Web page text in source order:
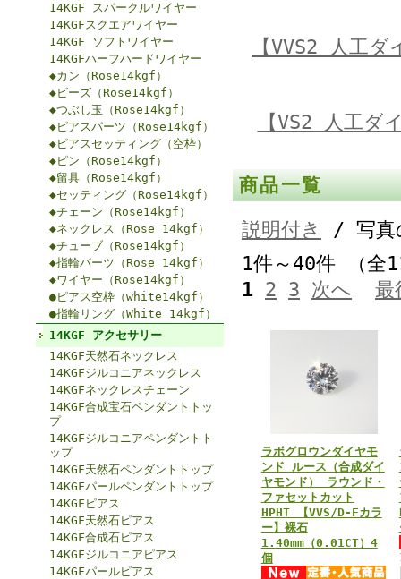
14KGF スパークルワイヤー
14KGFスクエアワイヤー
14KGF ソフトワイヤー
14KGFハーフハードワイヤー
◆カン（Rose14kgf）
◆ビーズ（Rose14kgf）
◆つぶし玉（Rose14kgf）
◆ピアスパーツ（Rose14kgf）
◆ピアスセッティング（空枠）
◆ピン（Rose14kgf）
◆留具（Rose14kgf）
◆セッティング（Rose14kgf）
◆チェーン（Rose14kgf）
◆ネックレス（Rose 14kgf）
◆チューブ（Rose14kgf）
◆指輪パーツ（Rose 14kgf）
◆ワイヤー（Rose14kgf）
●ピアス空枠（white14kgf）
●指輪リング（White 14kgf）
14KGF アクセサリー
14KGF天然石ネックレス
14KGFジルコニアネックレス
14KGFネックレスチェーン
14KGF合成宝石ペンダントトッ
プ
14KGFジルコニアペンダントト
ップ
14KGF天然石ペンダントトップ
14KGFパールペンダントトップ
14KGFピアス
14KGF天然石ピアス
14KGF合成石ピアス
14KGFジルコニアピアス
14KGFパールピアス
【VVS2 人工
【VS2 人工ダ
商品一覧
説明付き
/ 写真
1件～40件 （
1 2 3 次へ 最
ラボグロウンダイヤモ
ンド ルース（合成ダイ
ヤモンド） ラウンド・
ファセットカット
HPHT 【VVS/D-Fカラ
ー】裸石
1.40mm（0.01CT）4
個